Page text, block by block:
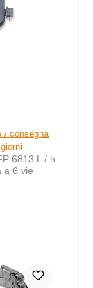
/ consegna
6813 L / h
a 6 vie